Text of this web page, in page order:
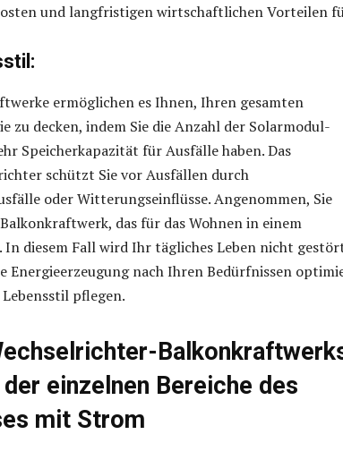
und langfristigen wirtschaftlichen Vorteilen
ermöglichen es Ihnen, Ihren gesamten
zu decken, indem Sie die Anzahl der Solarmodul-
Speicherkapazität für Ausfälle haben. Das
schützt Sie vor Ausfällen durch
oder Witterungseinflüsse. Angenommen, Sie
das für das Wohnen in einem
In diesem Fall wird Ihr tägliches Leben nicht
Energieerzeugung nach Ihren Bedürfnissen
pflegen.
einzelnen Bereiche des
mit Strom